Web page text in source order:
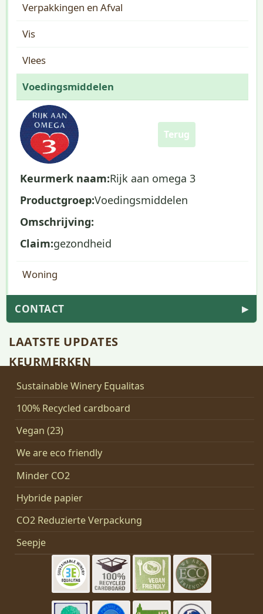
Verpakkingen en Afval
Vis
Vlees
Voedingsmiddelen
Terug
Keurmerk naam:Rijk aan omega 3
Productgroep:Voedingsmiddelen
Omschrijving:
Claim:gezondheid
Woning
CONTACT ▶
LAATSTE UPDATES
KEURMERKEN
Sustainable Winery Equalitas
100% Recycled cardboard
Vegan (23)
We are eco friendly
Minder CO2
Hybride papier
CO2 Reduzierte Verpackung
Seepje